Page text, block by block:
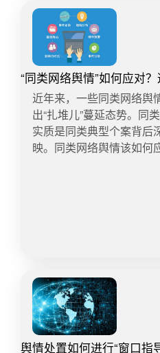
有影响决策的能力和表达
这些重要因素没有得到重
应现代社会性别平等要求
企业要真正做大做强，没
握，没有引领和改造消费
一切都无从谈起。 ——《南方都市报》-＂卸妆变
脸＂广告引众怒，企业需顺
评论微博截图 舆情小评 全棉时代因广告内容不尊
重女性被质疑，而一连串
播积极的价值观，才能
容易让人掉以轻心、盲目
忌线上线下联动引发次生
期之后，线上舆情和线下
联更为密切，线上舆情引
导处置不当，都会改变舆
缺乏动态追踪评估。总体
趋于下降，但不排除下降
高位等情况。为此，必须
防止舆情的良好发展态势
期：举一反三跟进工作进
性的舆情反弹，大都由
引发，换言之舆情的焦
新舆情，忽略次生舆情背
入牛头不对马嘴的窘境，
不修复公信力。沉淀期的
山，发生次生舆情的风险
虽然推动了事实真相的澄
释出“围观也是一种力量”
系列衍生舆情,形成一条
处置成本。经过近年来多
对各级各地党委政府应对
果涉事主体处置中不能精
相互关系，将难以撕掉自
引导的成效直接影响实体
正面性质急剧萎缩，其负
想；二是聚焦善后举措，
入“原因”评论误区，触发
激网民情绪，反向添加引
角，人同此心、心同此理
正摆低，释放专业声音、
结合事实协助网民正确认
名化：诚心整改塑形象标
联网舆情的话题发现、
观点挖掘等是舆情风险的
点区域、重点行业、重点
化的传播能力分析；二是
理、非理性诉求、社会反
信息“群涌”，谨防在特殊
不当耦合，进而搅动民众
件。3、展开时间轴——围
间轴”研判舆情，在清晰
体展开思路是：一是延
分析工具，通过感知数
的传播趋势和走向；二是
过比对敏感词、点击量、
行文本对比和语义分析，
进行把握与分析；三是通
天津发布才发布了与此事
声音的姗姗来迟，不仅加
令当地在舆情处置中陷于
定义者”，消息发布不滞后
务新媒体面对突发公共事
02-权威准确，持续发布 真实是速度的基础，政府
官方微博更要懂得在及时
拿捏。对于较为敏感的信
发生原因等更需斟酌查证后再
深圳“12·20”光明新区重
展、群众安置、善后工作
团队作战，形成矩阵 面对汹涌的舆论，单凭某一个
或几个政务微博微信有时
联动，形成矩阵效应，依
主流声音，满足社会各界对
京“7·21”暴雨灾害发生后
“同类网络舆情”如何应对
近年来，一些同类网络舆
出“扎堆儿”蔓延态势。同
实质是同类典型个案背后
映。同类网络舆情该如何
局”的整体关系。同类案
电信诈骗犯冒充公检法
“电信网络诈骗”成为2016
点之一，其背后实际上是
网络传销组织等现实问题
后续进展2016年12月20日
检察院、公安部联合发布
舆情处置如何进行“窗口指